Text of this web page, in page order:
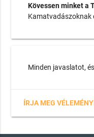
Kövessen minket a
Kamatvadászoknak
Minden javaslatot,
ÍRJA MEG